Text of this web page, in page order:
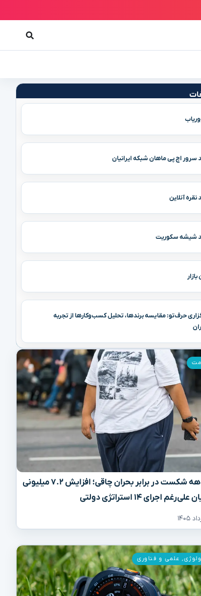
سرور اچ پی ماهان شبکه ایرانیان
نقره آنلاین
شیشه سکوریت
حرف‌تو: مقایسه برندها، تحلیل کسب‌وکارها از تجربه
سه دهه شکست در برابر بحران چاقی؛ افزایش ۷.۲ میلیونی
اجرای ۱۴ استراتژی دولتی
, علمی و فناوری